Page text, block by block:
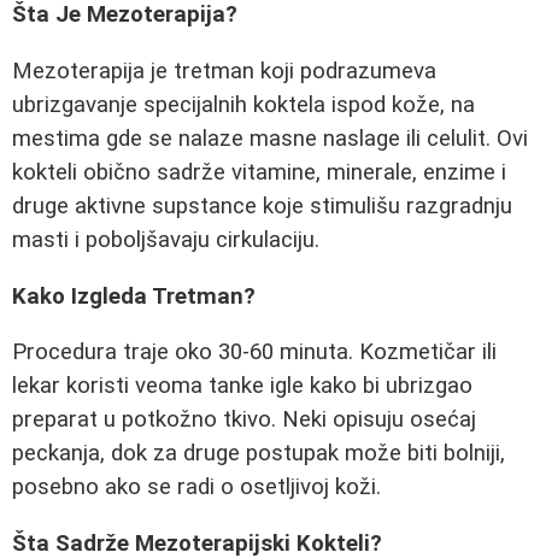
Šta Je Mezoterapija?
Mezoterapija je tretman koji podrazumeva
ubrizgavanje specijalnih koktela ispod kože, na
mestima gde se nalaze masne naslage ili celulit. Ovi
kokteli obično sadrže vitamine, minerale, enzime i
druge aktivne supstance koje stimulišu razgradnju
masti i poboljšavaju cirkulaciju.
Kako Izgleda Tretman?
Procedura traje oko 30-60 minuta. Kozmetičar ili
lekar koristi veoma tanke igle kako bi ubrizgao
preparat u potkožno tkivo. Neki opisuju osećaj
peckanja, dok za druge postupak može biti bolniji,
posebno ako se radi o osetljivoj koži.
Šta Sadrže Mezoterapijski Kokteli?